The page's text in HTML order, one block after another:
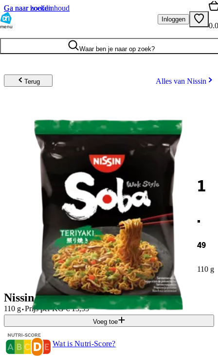
Ga naar hoofdinhoud
Ga naar zoeken
menu
Inloggen
Waar ben je naar op zoek?
Terug Alles van Nissin
1
.
49
110 g
Nissin Soba teriyaki noodles
110 g·Prijs per KG€13,55
Voeg toe
Wat is Nutri-Score?